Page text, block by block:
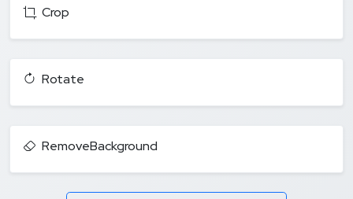
Crop
Rotate
RemoveBackground